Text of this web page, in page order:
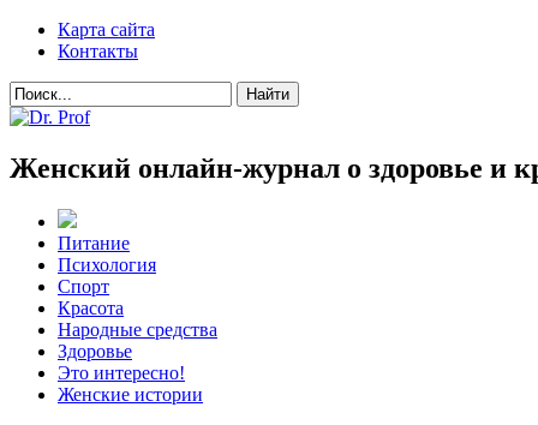
Карта сайта
Контакты
Женский онлайн-журнал о здоровье и
Питание
Психология
Спорт
Красота
Народные средства
Здоровье
Это интересно!
Женские истории